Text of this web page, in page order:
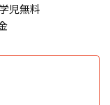
児無料